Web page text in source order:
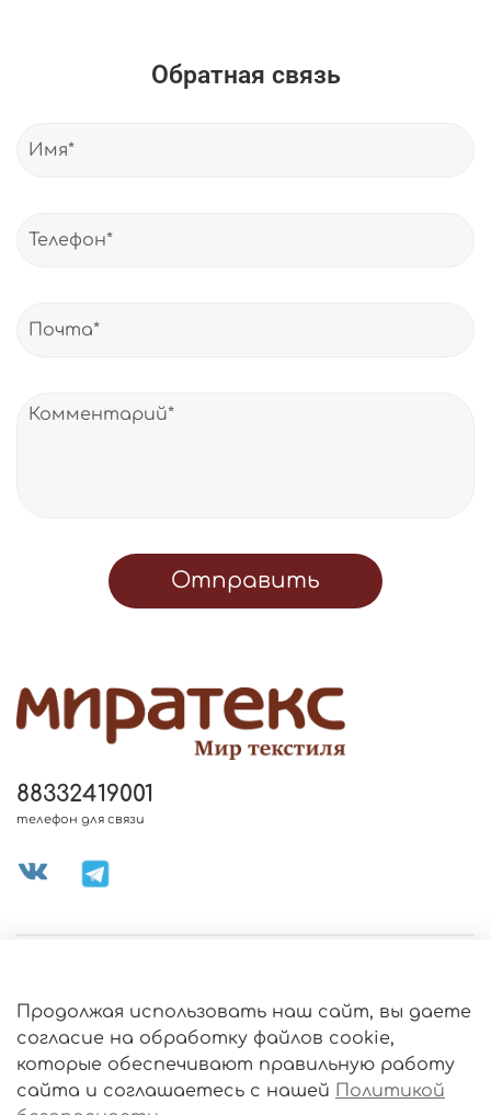
Обратная связь
Отправить
ИНФОРМАЦИЯ
О МАГАЗИНЕ
88332419001
телефон для связи
Продолжая использовать наш сайт, вы даете
согласие на обработку файлов cookie,
которые обеспечивают правильную работу
сайта и соглашаетесь с нашей Политикой
Политика
обработки